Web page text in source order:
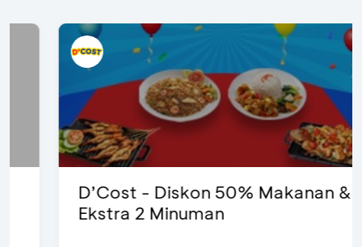
D’Cost - Diskon 50% Makanan &
Ekstra 2 Minuman